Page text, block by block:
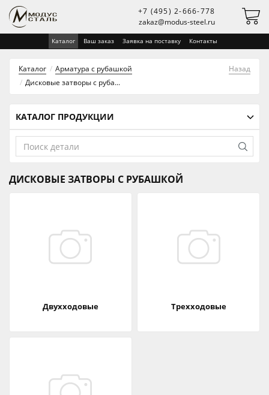
+7 (495) 2-666-778
zakaz@modus-steel.ru
Каталог Ваш заказ Заявка на поставку Контакты
Каталог
Арматура с рубашкой
Дисковые затворы с рубашкой
Назад
КАТАЛОГ ПРОДУКЦИИ
ДИСКОВЫЕ ЗАТВОРЫ С РУБАШКОЙ
Двухходовые Трехходовые